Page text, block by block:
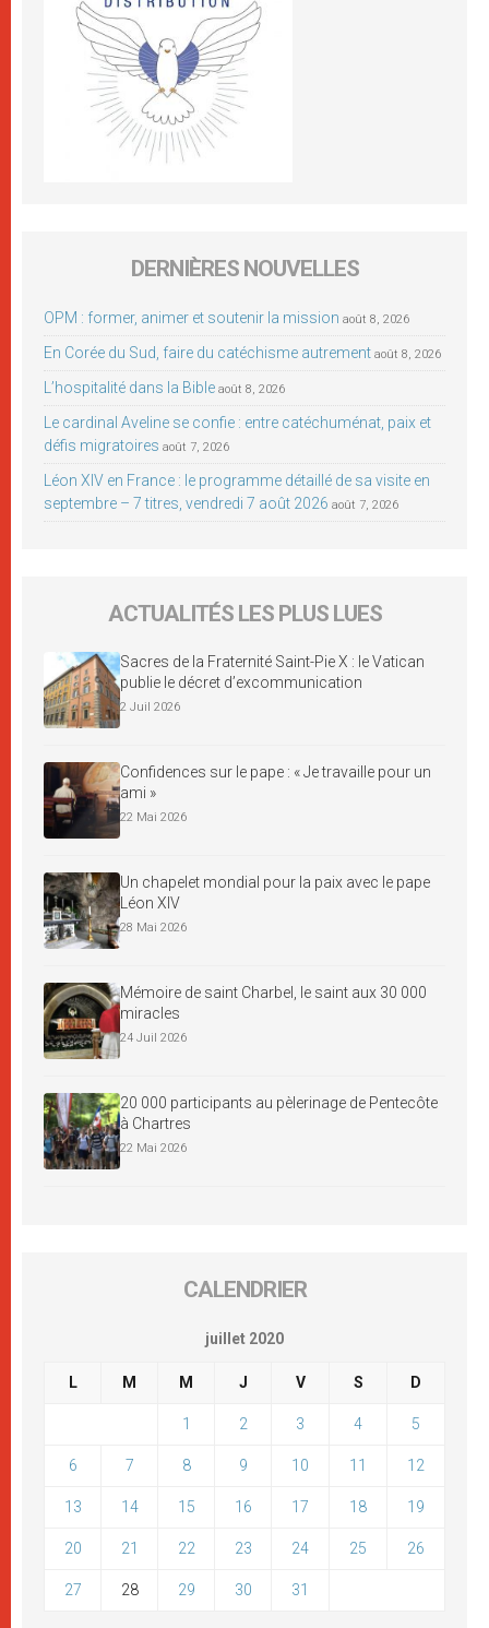
DERNIÈRES NOUVELLES
OPM : former, animer et soutenir la mission août 8, 2026
En Corée du Sud, faire du catéchisme autrement août 8, 2026
L’hospitalité dans la Bible août 8, 2026
Le cardinal Aveline se confie : entre catéchuménat, paix et
défis migratoires août 7, 2026
Léon XIV en France : le programme détaillé de sa visite en
septembre – 7 titres, vendredi 7 août 2026 août 7, 2026
ACTUALITÉS LES PLUS LUES
Sacres de la Fraternité Saint-Pie X : le Vatican
publie le décret d’excommunication
2 Juil 2026
Confidences sur le pape : « Je travaille pour un
ami »
22 Mai 2026
Un chapelet mondial pour la paix avec le pape
Léon XIV
28 Mai 2026
Mémoire de saint Charbel, le saint aux 30 000
miracles
24 Juil 2026
20 000 participants au pèlerinage de Pentecôte
à Chartres
22 Mai 2026
CALENDRIER
juillet 2020
L M M J V S D
1 2 3 4 5
6 7 8 9 10 11 12
13 14 15 16 17 18 19
20 21 22 23 24 25 26
27 28 29 30 31